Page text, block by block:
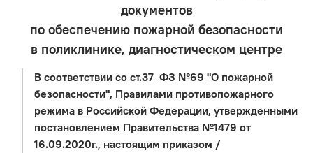
документов
по обеспечению пожарной безопасности
в поликлинике, диагностическом центре
В соответствии со ст.37 ФЗ №69 "О пожарной
безопасности", Правилами противопожарного
режима в Российской Федерации, утвержденными
постановлением Правительства №1479 от
16.09.2020г., настоящим приказом /